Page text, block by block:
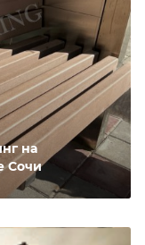
на
Сочи